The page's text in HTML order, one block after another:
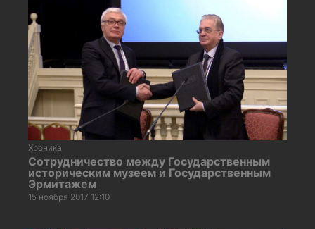
Хроника
Сотрудничество между Государственным
историческим музеем и Государственным
Эрмитажем
15 ноября 2017 12:10